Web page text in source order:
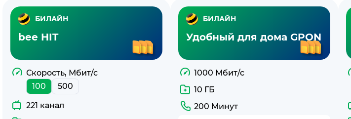
БИЛАЙН
bee HIT
Скорость, Мбит/с
100
500
221 канал
БИЛАЙН
Удобный для дома GPON
1000 Мбит/с
10 ГБ
200 Минут